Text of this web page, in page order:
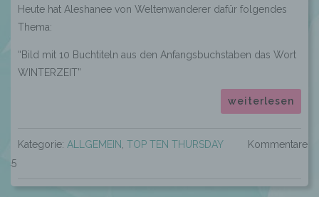
Heute hat Aleshanee von Weltenwanderer dafür folgendes
Thema:
“Bild mit 10 Buchtiteln aus den Anfangsbuchstaben das Wort
WINTERZEIT”
weiterlesen
Kategorie: ALLGEMEIN, TOP TEN THURSDAY
Kommentare:
15